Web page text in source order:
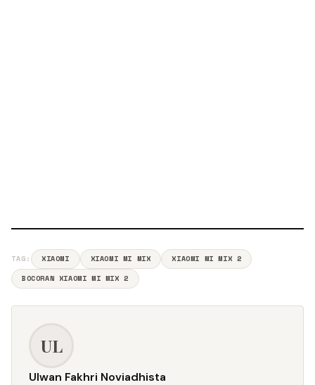
TAG: XIAOMI XIAOMI MI MIX
XIAOMI MI MIX 2
BOCORAN XIAOMI MI MIX 2
UL
Ulwan Fakhri Noviadhista